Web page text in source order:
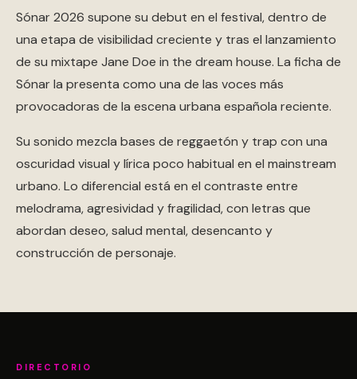
Sónar 2026 supone su debut en el festival, dentro de
una etapa de visibilidad creciente y tras el lanzamiento
de su mixtape Jane Doe in the dream house. La ficha de
Sónar la presenta como una de las voces más
provocadoras de la escena urbana española reciente.
Su sonido mezcla bases de reggaetón y trap con una
oscuridad visual y lírica poco habitual en el mainstream
urbano. Lo diferencial está en el contraste entre
melodrama, agresividad y fragilidad, con letras que
abordan deseo, salud mental, desencanto y
construcción de personaje.
DIRECTORIO